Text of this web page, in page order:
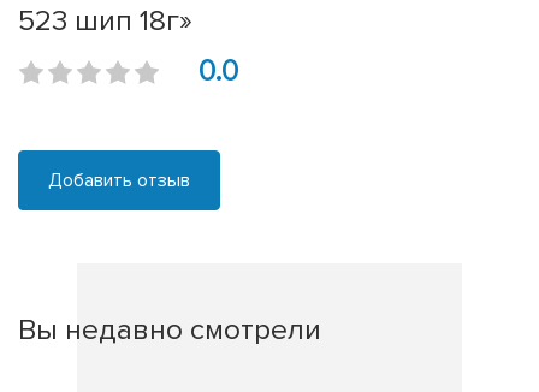
523 шип 18г»
0.0
Добавить отзыв
Вы недавно смотрели